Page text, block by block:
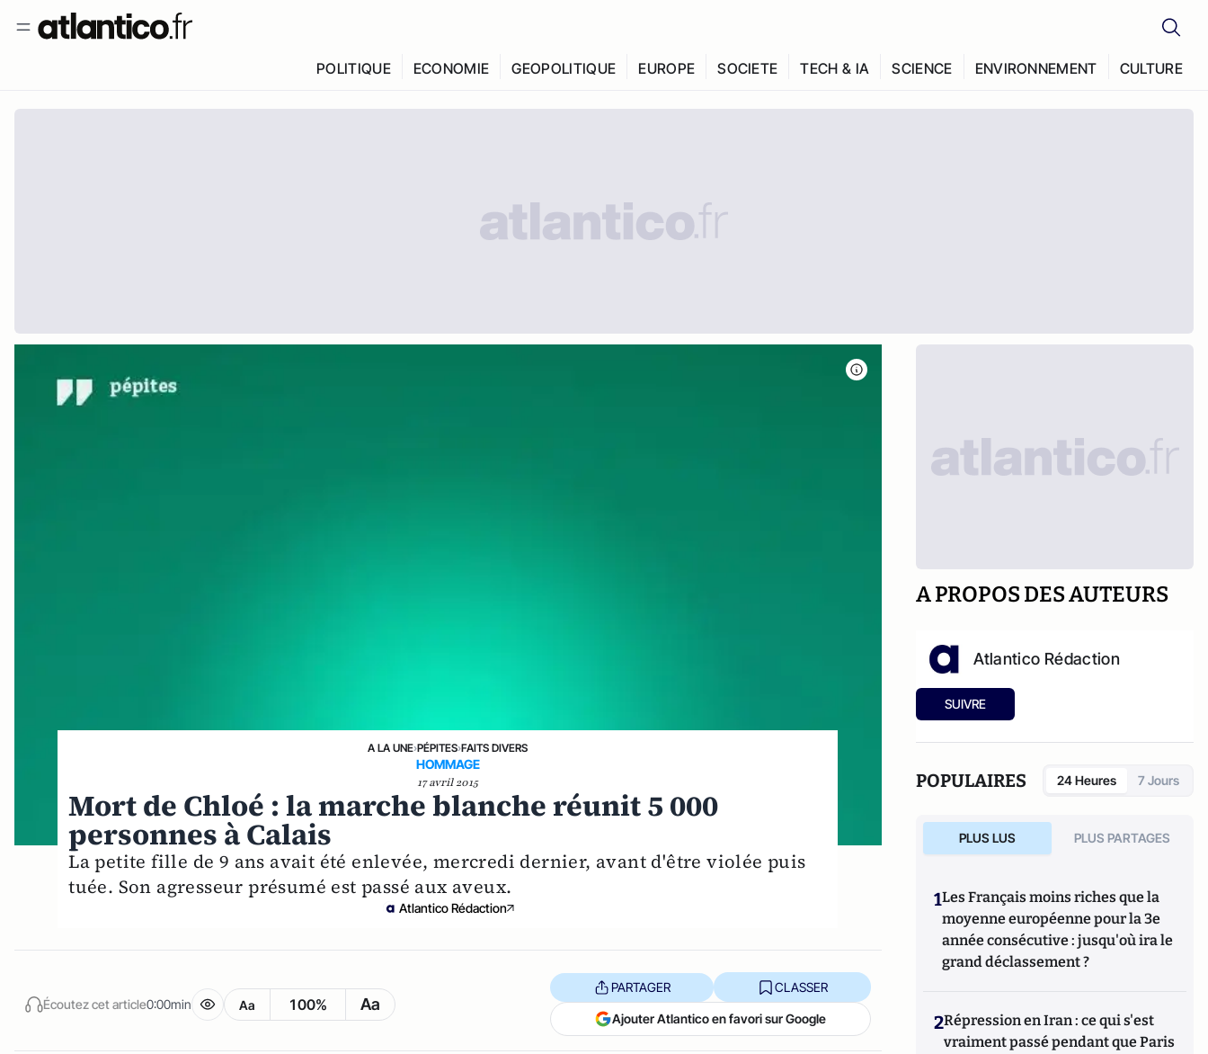
POLITIQUE ECONOMIE GEOPOLITIQUE EUROPE SOCIETE TECH & IA SCIENCE ENVIRONNEMENT CULTURE
A LA UNE›PÉPITES›FAITS DIVERS
HOMMAGE
17 avril 2015
Mort de Chloé : la marche blanche réunit 5 000
personnes à Calais
La petite fille de 9 ans avait été enlevée, mercredi dernier, avant d'être violée puis
tuée. Son agresseur présumé est passé aux aveux.
Atlantico Rédaction
Écoutez cet article0:00min Aa 100% Aa
PARTAGER CLASSER
Ajouter Atlantico en favori sur Google
A PROPOS DES AUTEURS
Atlantico Rédaction
SUIVRE
POPULAIRES 24 Heures 7 Jours
PLUS LUS PLUS PARTAGES
1Les Français moins riches que la
moyenne européenne pour la 3e
année consécutive : jusqu'où ira le
grand déclassement ?
2Répression en Iran : ce qui s'est
vraiment passé pendant que Paris